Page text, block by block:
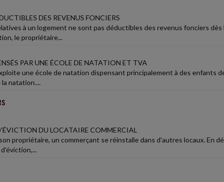
DES REVENUS FONCIERS
à un logement ne sont pas déductibles des revenus fonciers
le propriétaire...
PAR UNE ÉCOLE DE NATATION ET TVA
une école de natation dispensant principalement à des enfants
natation....
DU LOCATAIRE COMMERCIAL
propriétaire, un commerçant se réinstalle dans d'autres locaux. En